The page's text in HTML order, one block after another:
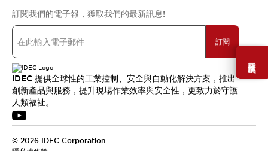
需要幫助嗎？
訂閱我們的電子報，獲取我們的最新訊息!
訂閱
IDEC 提供全球性的工業控制、安全與自動化解決方案，推出
創新產品與服務，提升現場作業效率與安全性，更致力於守護
人類福祉。
© 2026 IDEC Corporation